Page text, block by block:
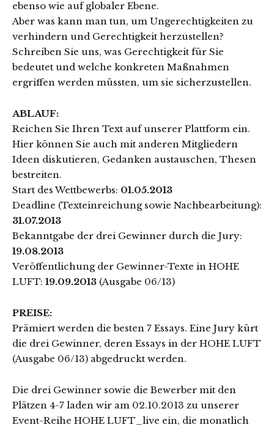
ebenso wie auf globaler Ebene.
Aber was kann man tun, um Ungerechtigkeiten zu
verhindern und Gerechtigkeit herzustellen?
Schreiben Sie uns, was Gerechtigkeit für Sie
bedeutet und welche konkreten Maßnahmen
ergriffen werden müssten, um sie sicherzustellen.
ABLAUF:
Reichen Sie Ihren Text auf unserer Plattform ein.
Hier können Sie auch mit anderen Mitgliedern
Ideen diskutieren, Gedanken austauschen, Thesen
bestreiten.
Start des Wettbewerbs: 01.05.2013
Deadline (Texteinreichung sowie Nachbearbeitung):
31.07.2013
Bekanntgabe der drei Gewinner durch die Jury:
19.08.2013
Veröffentlichung der Gewinner-Texte in HOHE
LUFT: 19.09.2013 (Ausgabe 06/13)
PREISE:
Prämiert werden die besten 7 Essays. Eine Jury kürt
die drei Gewinner, deren Essays in der HOHE LUFT
(Ausgabe 06/13) abgedruckt werden.
Die drei Gewinner sowie die Bewerber mit den
Plätzen 4-7 laden wir am 02.10.2013 zu unserer
Event-Reihe HOHE LUFT_live ein, die monatlich